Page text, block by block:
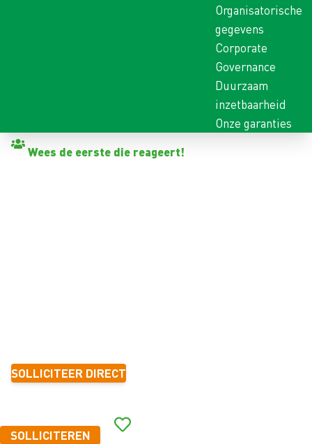
Organisatorische
gegevens
Corporate
Governance
Duurzaam
inzetbaarheid
Onze garanties
Wees de eerste die reageert!
SOLLICITEER DIRECT
SOLLICITEREN